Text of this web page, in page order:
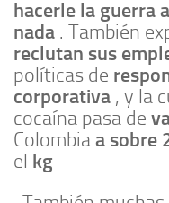
hacerle la guerra
nada . También
reclutan sus
políticas de
corporativa , y la
cocaína pasa de
Colombiaa sobre
el kg